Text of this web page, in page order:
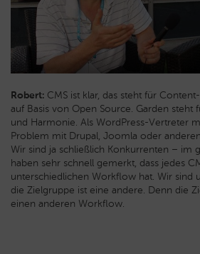
Robert: CMS ist klar, das steht für
auf Basis von Open Source. Garden steht
und Harmonie. Als WordPress-Vertreter
Problem mit Drupal, Joomla oder
Wir sind ja schließlich Konkurrenten – im
haben sehr schnell gemerkt, dass jedes
unterschiedlichen Workflow hat. Wir sind
die Zielgruppe ist eine andere. Denn die
einen anderen Workflow.